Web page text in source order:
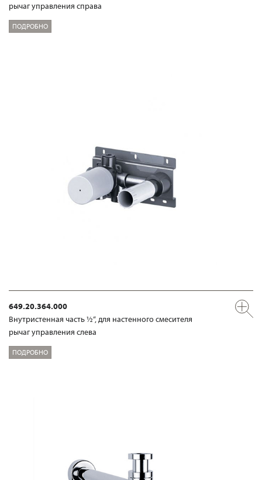
рычаг управления справа
ПОДРОБНО
649.20.364.000
Внутристенная часть ½“, для настенного смесителя
рычаг управления слева
ПОДРОБНО